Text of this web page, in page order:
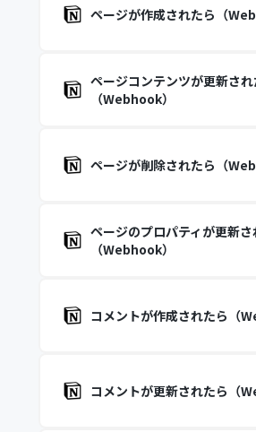
ページが作成されたら（
ページコンテンツが更新され
（Webhook）
ページが削除されたら（
ページのプロパティが更新さ
（Webhook）
コメントが作成されたら（
コメントが更新されたら（